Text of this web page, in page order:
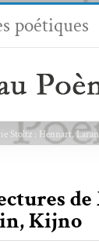
poétiques
Stoltz : Hennart,
Kijno